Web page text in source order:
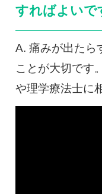
すればよいで
A. 痛みが出たら
ことが大切です
や理学療法士に